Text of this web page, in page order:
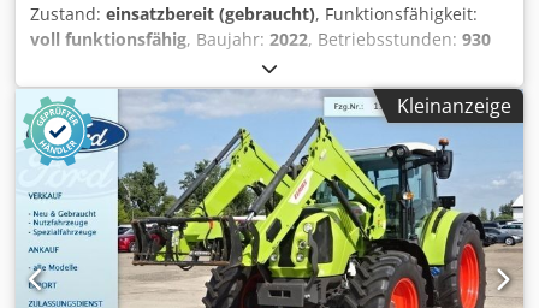
Zustand: einsatzbereit (gebraucht), Funktionsfähigkeit:
voll funktionsfähig, Baujahr: 2022, Betriebsstunden: 930
, Höchstgeschwindigkeit:
Farbe:Grün, Zu verkaufen: Claas Arion 610 Hexashift Stufe
V (CIS) Landwirtschaftlicher Traktor, Typ A96 100 Baujahr:
2022 Dkedszmv Twopfx Agfor Betriebsstunden: 939
Stunden Der Traktor befindet sich in ausgezeichnetem,
nahezu neuwertigem Zustand, wurde sehr wenig benutzt,
ist voll funktionsfähig und einsatzbereit, ohne dass weitere
Investitionen erforderlich sind. Er wird von einem 6-
Zylinder-John Deere DPS 6.8-Liter-Motor angetrieben, der
die Abgasnormen der Stufe V erfüllt (SCR, DPF, DOC,
Kleinanzeige